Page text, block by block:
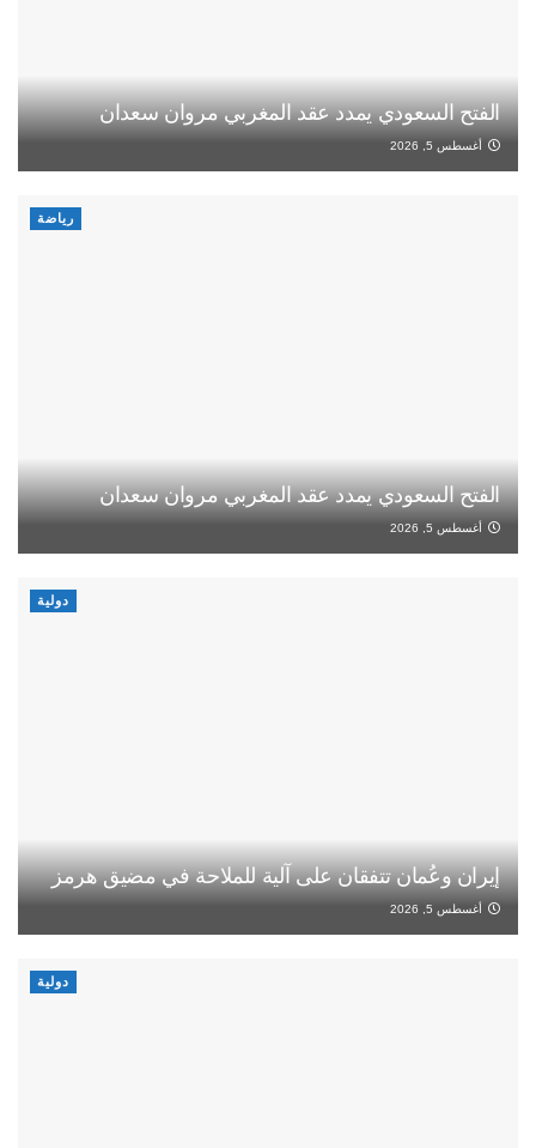
الفتح السعودي يمدد عقد المغربي مروان سعدان
أغسطس 5, 2026
رياضة
الفتح السعودي يمدد عقد المغربي مروان سعدان
أغسطس 5, 2026
دولية
إيران وعُمان تتفقان على آلية للملاحة في مضيق هرمز
أغسطس 5, 2026
دولية